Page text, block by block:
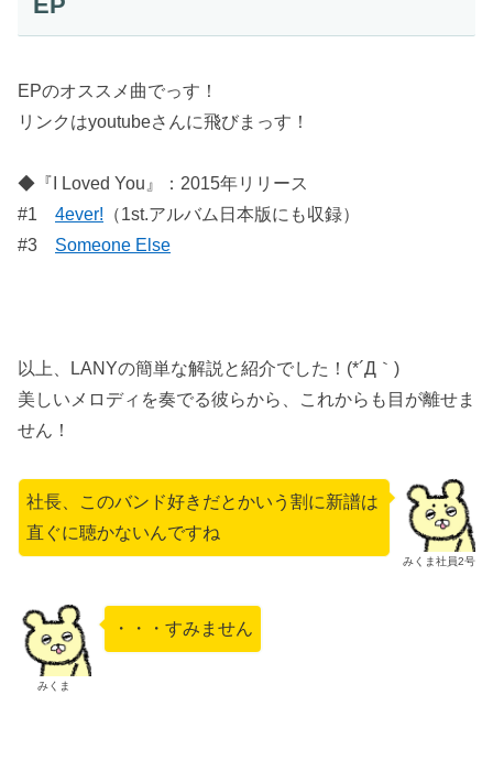
EPのオススメ曲でっす！
リンクはyoutubeさんに飛びまっす！
◆『I Loved You』：2015年リリース
#1 4ever! （1st.アルバム日本版にも収録）
#3 Someone Else
以上、LANYの簡単な解説と紹介でした！(*´Д｀)
美しいメロディを奏でる彼らから、これからも目が離せま
せん！
みくま社員2号
社長、このバンド好きだとかいう割に新譜は
直ぐに聴かないんですね
みくま
・・・すみません